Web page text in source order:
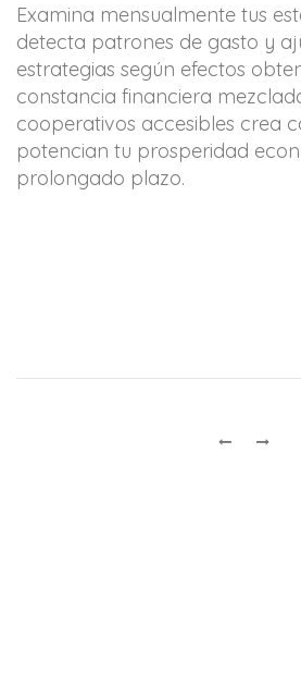
Examina mensualmente tus
detecta patrones de gasto y
estrategias según efectos
constancia financiera
cooperativos accesibles crea
potencian tu prosperidad
prolongado plazo.